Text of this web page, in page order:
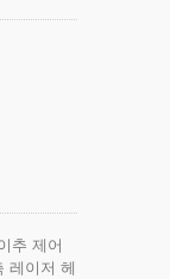
추 제어
레이저 헤